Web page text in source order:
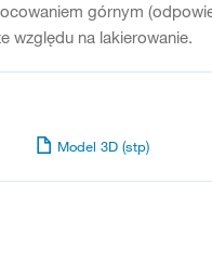
górnym
względu na lakierowanie.
Model 3D (stp)